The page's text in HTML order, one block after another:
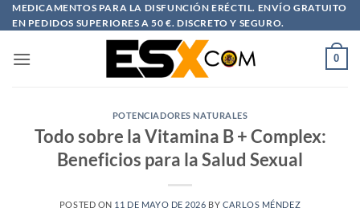
Saltar
al
MEDICAMENTOS PARA LA DISFUNCIÓN ERÉCTIL. ENVÍO GRATUITO
EN PEDIDOS SUPERIORES A 50 €. DISCRETO Y SEGURO.
0
POTENCIADORES NATURALES
Todo sobre la Vitamina B + Complex:
Beneficios para la Salud Sexual
POSTED ON 11 DE MAYO DE 2026 BY CARLOS MÉNDEZ